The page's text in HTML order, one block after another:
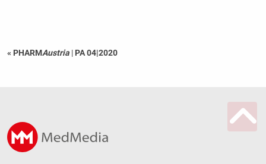
« PHARMAustria | PA 04|2020